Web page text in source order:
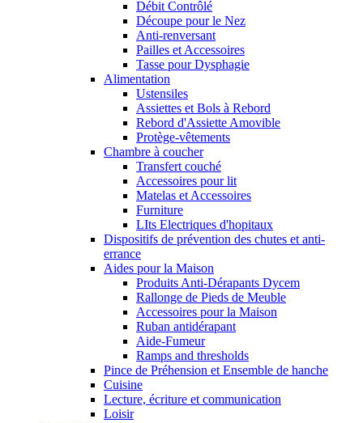
Débit Contrôlé
Découpe pour le Nez
Anti-renversant
Pailles et Accessoires
Tasse pour Dysphagie
Alimentation
Ustensiles
Assiettes et Bols à Rebord
Rebord d'Assiette Amovible
Protège-vêtements
Chambre à coucher
Transfert couché
Accessoires pour lit
Matelas et Accessoires
Furniture
LIts Electriques d'hopitaux
Dispositifs de prévention des chutes et anti-
errance
Aides pour la Maison
Produits Anti-Dérapants Dycem
Rallonge de Pieds de Meuble
Accessoires pour la Maison
Ruban antidérapant
Aide-Fumeur
Ramps and thresholds
Pince de Préhension et Ensemble de hanche
Cuisine
Lecture, écriture et communication
Loisir